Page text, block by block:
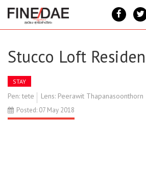
Stucco Loft
STAY
Pen: tete Lens: Peerawit Thapanasoonthorn
Posted: 07 May 2018